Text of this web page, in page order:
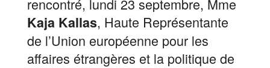
rencontré, lundi 23 septembre, Mme
Kaja Kallas, Haute Représentante
de l’Union européenne pour les
affaires étrangères et la politique de